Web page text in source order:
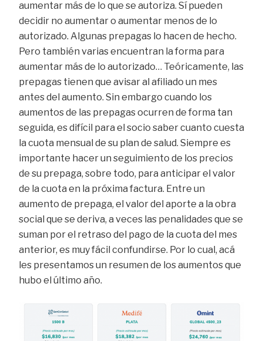
aumentar más de lo que se autoriza. Sí pueden
decidir no aumentar o aumentar menos de lo
autorizado. Algunas prepagas lo hacen de hecho.
Pero también varias encuentran la forma para
aumentar más de lo autorizado… Teóricamente, las
prepagas tienen que avisar al afiliado un mes
antes del aumento. Sin embargo cuando los
aumentos de las prepagas ocurren de forma tan
seguida, es difícil para el socio saber cuanto cuesta
la cuota mensual de su plan de salud. Siempre es
importante hacer un seguimiento de los precios
de su prepaga, sobre todo, para anticipar el valor
de la cuota en la próxima factura. Entre un
aumento de prepaga, el valor del aporte a la obra
social que se deriva, a veces las penalidades que se
suman por el retraso del pago de la cuota del mes
anterior, es muy fácil confundirse. Por lo cual, acá
les presentamos un resumen de los aumentos que
hubo el último año.